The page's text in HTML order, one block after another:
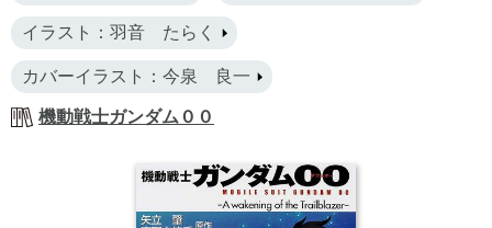
イラスト：羽音 たらく
カバーイラスト：今泉 良一
機動戦士ガンダム００